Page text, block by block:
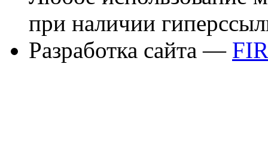
при наличии
Разработка сайта —